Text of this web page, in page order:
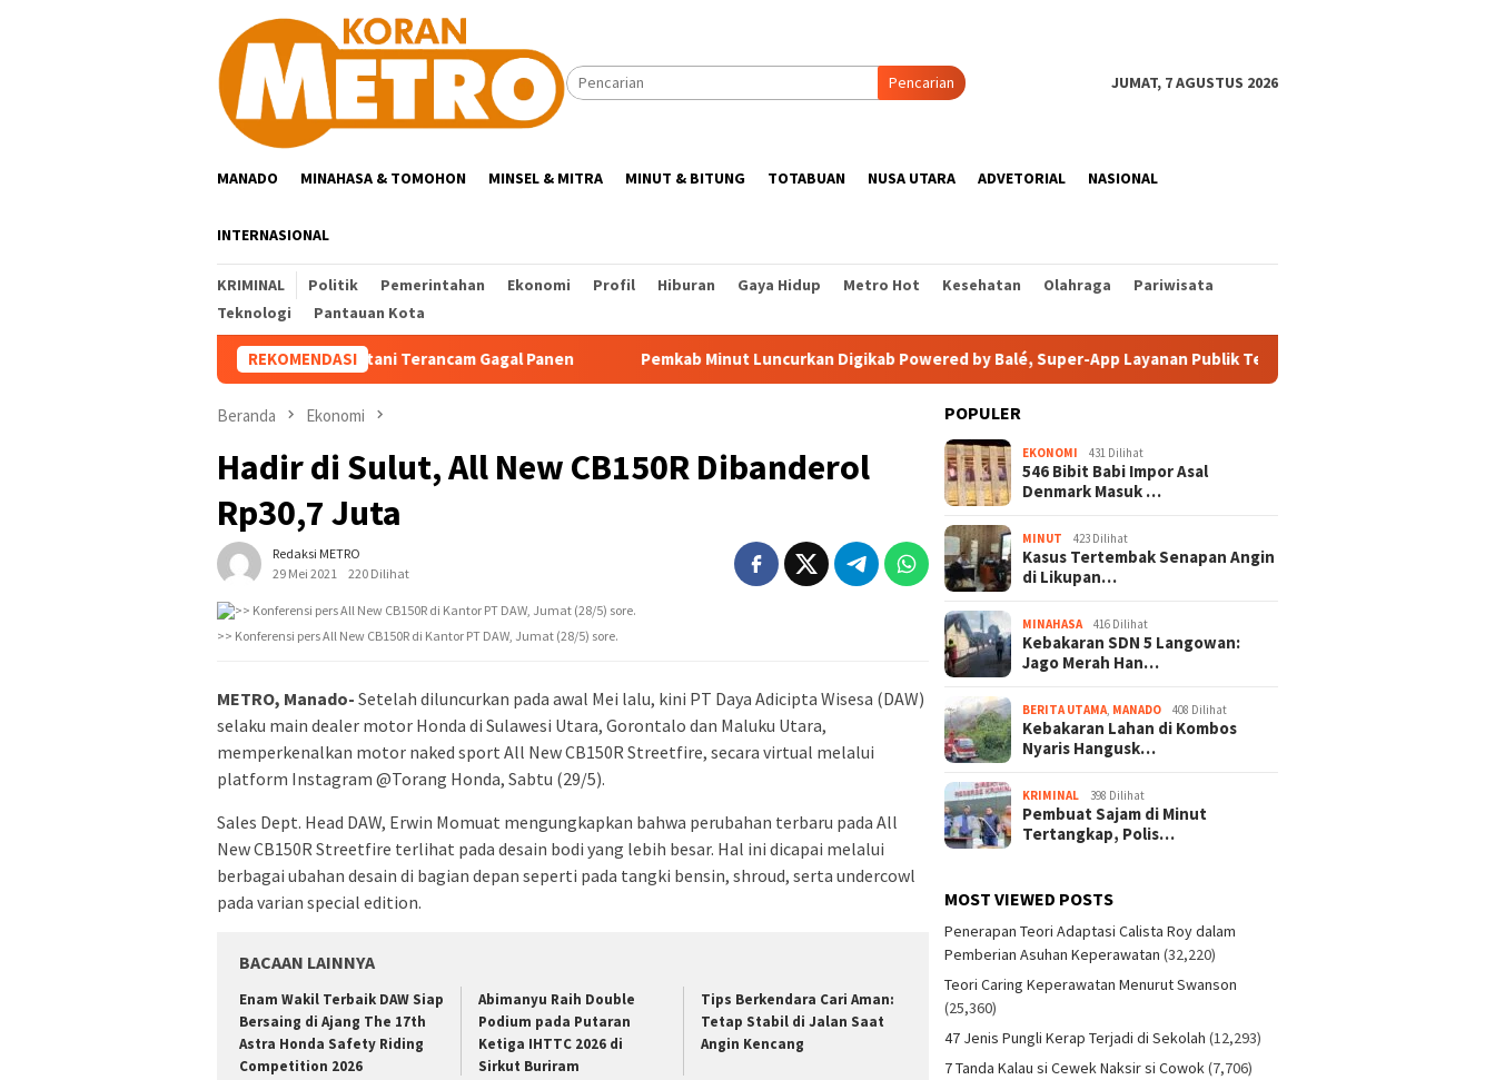
Pencarian
JUMAT, 7 AGUSTUS 2026
MANADO MINAHASA & TOMOHON MINSEL & MITRA MINUT & BITUNG TOTABUAN NUSA UTARA ADVETORIAL NASIONAL
INTERNASIONAL
KRIMINAL Politik Pemerintahan Ekonomi Profil Hiburan Gaya Hidup Metro Hot Kesehatan Olahraga
Pariwisata
Teknologi
Pantauan Kota
REKOMENDASI
Wilayah Sulut Alami Kekeringan, Petani Terancam Gagal Panen Pemkab Minut Luncurkan Digikab Powered by Balé, Super-App Layanan Publik Terintegrasi Tanpa APBD
Beranda Ekonomi
Hadir di Sulut, All New CB150R Dibanderol
Rp30,7 Juta
Redaksi METRO
29 Mei 2021
220 Dilihat
>> Konferensi pers All New CB150R di Kantor PT DAW, Jumat (28/5) sore.
METRO, Manado- Setelah diluncurkan pada awal Mei lalu, kini PT Daya Adicipta Wisesa (DAW)
selaku main dealer motor Honda di Sulawesi Utara, Gorontalo dan Maluku Utara,
memperkenalkan motor naked sport All New CB150R Streetfire, secara virtual melalui
platform Instagram @Torang Honda, Sabtu (29/5).
Sales Dept. Head DAW, Erwin Momuat mengungkapkan bahwa perubahan terbaru pada All
New CB150R Streetfire terlihat pada desain bodi yang lebih besar. Hal ini dicapai melalui
berbagai ubahan desain di bagian depan seperti pada tangki bensin, shroud, serta undercowl
pada varian special edition.
BACAAN LAINNYA
Enam Wakil Terbaik DAW Siap
Bersaing di Ajang The 17th
Astra Honda Safety Riding
Competition 2026
Abimanyu Raih Double
Podium pada Putaran
Ketiga IHTTC 2026 di
Sirkut Buriram
Tips Berkendara Cari Aman:
Tetap Stabil di Jalan Saat
Angin Kencang
POPULER
EKONOMI 431 Dilihat
546 Bibit Babi Impor Asal
Denmark Masuk …
MINUT 423 Dilihat
Kasus Tertembak Senapan Angin
di Likupan…
MINAHASA 416 Dilihat
Kebakaran SDN 5 Langowan:
Jago Merah Han…
BERITA UTAMA, MANADO 408 Dilihat
Kebakaran Lahan di Kombos
Nyaris Hangusk…
KRIMINAL 398 Dilihat
Pembuat Sajam di Minut
Tertangkap, Polis…
MOST VIEWED POSTS
Penerapan Teori Adaptasi Calista Roy dalam
Pemberian Asuhan Keperawatan (32,220)
Teori Caring Keperawatan Menurut Swanson
(25,360)
47 Jenis Pungli Kerap Terjadi di Sekolah (12,293)
7 Tanda Kalau si Cewek Naksir si Cowok(7,706)